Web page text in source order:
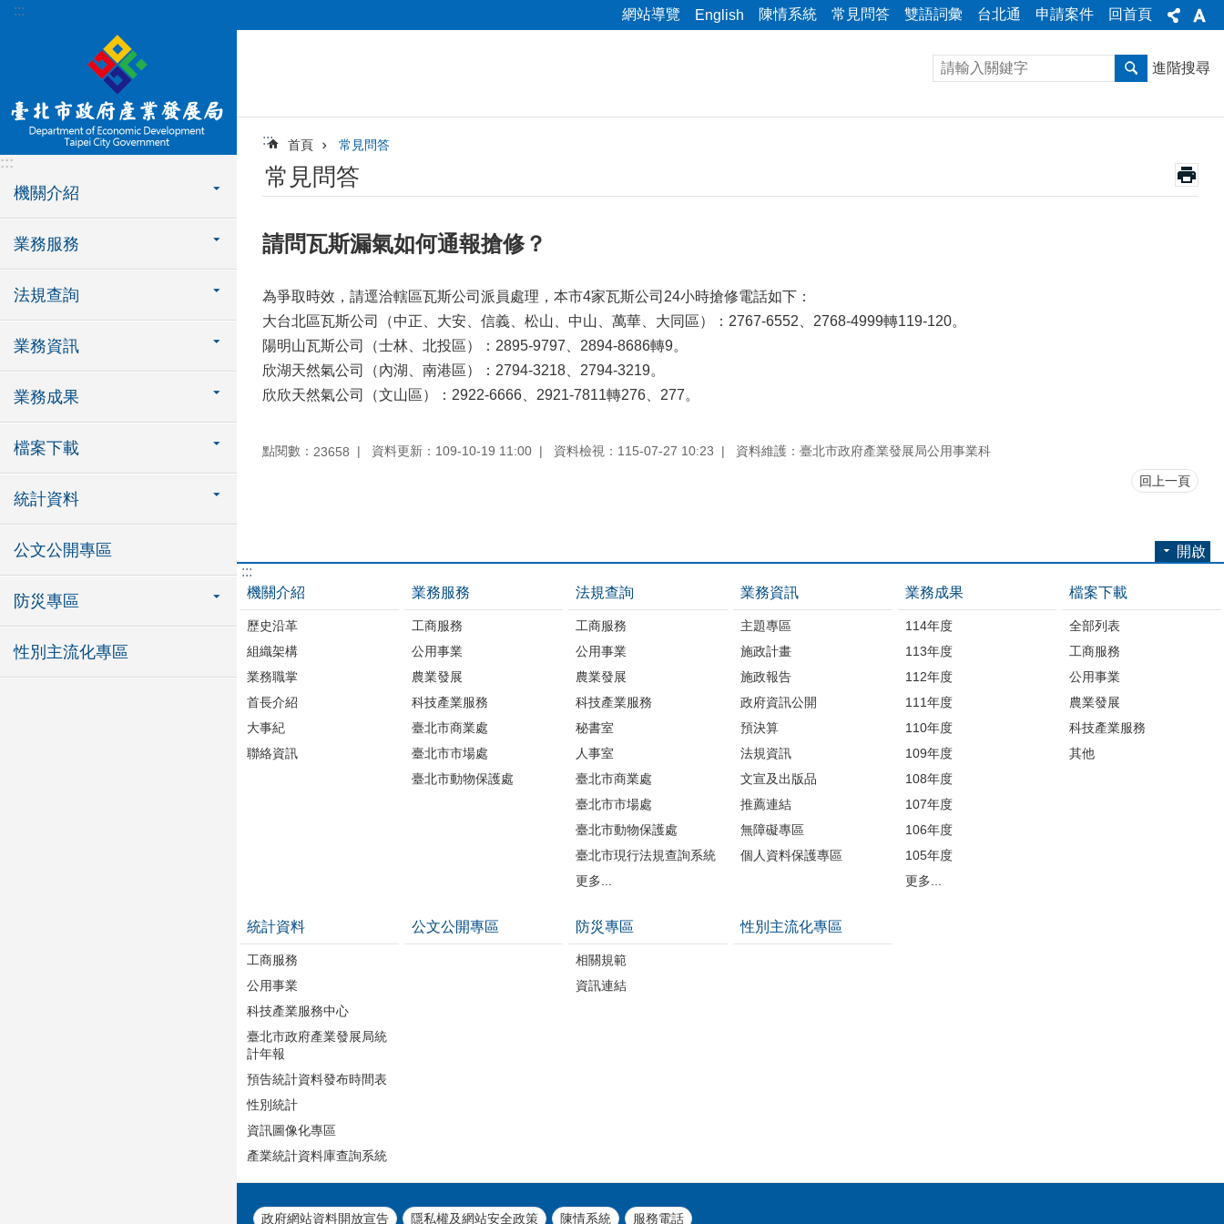
跳到主要內容區塊
::: 網站導覽 English 陳情系統 常見問答 雙語詞彙 台北通 申請案件 回首頁
:::
機關介紹
業務服務
法規查詢
業務資訊
業務成果
檔案下載
統計資料
公文公開專區
防災專區
性別主流化專區
進階搜尋
::: 首頁 常見問答
常見問答
請問瓦斯漏氣如何通報搶修？
為爭取時效，請逕洽轄區瓦斯公司派員處理，本市4家瓦斯公司24小時搶修電話如下：
大台北區瓦斯公司（中正、大安、信義、松山、中山、萬華、大同區）：2767-6552、2768-4999轉119-120。
陽明山瓦斯公司（士林、北投區）：2895-9797、2894-8686轉9。
欣湖天然氣公司（內湖、南港區）：2794-3218、2794-3219。
欣欣天然氣公司（文山區）：2922-6666、2921-7811轉276、277。
點閱數： 23658 資料更新：109-10-19 11:00 資料檢視：115-07-27 10:23 資料維護：臺北市政府產業發展局公用事業科
回上一頁
開啟
:::
機關介紹
歷史沿革
組織架構
業務職掌
首長介紹
大事紀
聯絡資訊
業務服務
工商服務
公用事業
農業發展
科技產業服務
臺北市商業處
臺北市市場處
臺北市動物保護處
法規查詢
工商服務
公用事業
農業發展
科技產業服務
秘書室
人事室
臺北市商業處
臺北市市場處
臺北市動物保護處
臺北市現行法規查詢系統
更多...
業務資訊
主題專區
施政計畫
施政報告
政府資訊公開
預決算
法規資訊
文宣及出版品
推薦連結
無障礙專區
個人資料保護專區
業務成果
114年度
113年度
112年度
111年度
110年度
109年度
108年度
107年度
106年度
105年度
更多...
檔案下載
全部列表
工商服務
公用事業
農業發展
科技產業服務
其他
統計資料
工商服務
公用事業
科技產業服務中心
臺北市政府產業發展局統
計年報
預告統計資料發布時間表
性別統計
資訊圖像化專區
產業統計資料庫查詢系統
公文公開專區 防災專區
相關規範
資訊連結
性別主流化專區
政府網站資料開放宣告 隱私權及網站安全政策 陳情系統 服務電話